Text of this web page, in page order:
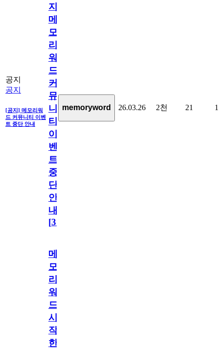
공지
공지
[공지] 메모리워
드 커뮤니티 이벤
트 중단 안내
지]
메
모
리
워
드
커
뮤
니
티
이
벤
트
중
단
안
내
[31
memoryword 26.03.26 2천 21 1
메
모
리
워
드
시
작
한